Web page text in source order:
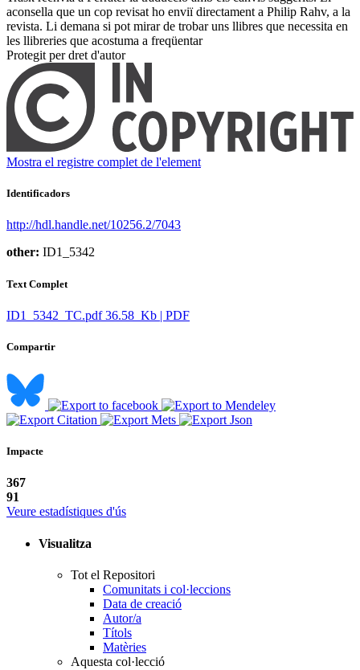
aconsella que un cop revisat ho enviï directament a Philip Rahv, a la
revista. Li demana si pot mirar de trobar uns llibres que necessita en
les llibreries que acostuma a freqüentar ​
Protegit per dret d'autor
Mostra el registre complet de l'element
Identificadors
http://hdl.handle.net/10256.2/7043
other: ID1_5342
Text Complet
ID1_5342_TC.pdf 36.58 Kb | PDF
Compartir
Impacte
367
91
Veure estadístiques d'ús
Visualitza
Tot el Repositori
Comunitats i col·leccions
Data de creació
Autor/a
Títols
Matèries
Aquesta col·lecció